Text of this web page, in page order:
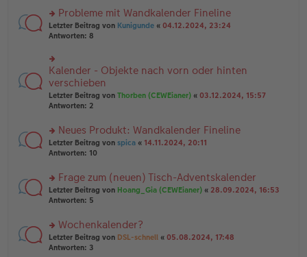
er
B
ei
tr
g
el
es
e
er
B
ei
tr
a
g
rs
te
u
n
g
el
es
e
er
B
ei
tr
g
Probleme mit Wandkalender Fineline
Letzter Beitrag von Kunigunde « 04.12.2024, 23:24
Antworten: 8
rs
te
r
u
n
el
es
e
B
ei
tr
g
Kalender - Objekte nach vorn oder hinten
verschieben
Letzter Beitrag von Thorben (CEWEianer) « 03.12.2024, 15:57
Antworten: 2
rs
te
n
g
el
e
n
er
Neues Produkt: Wandkalender Fineline
Letzter Beitrag von spica « 14.11.2024, 20:11
Antworten: 10
rs
te
n
g
el
Frage zum (neuen) Tisch-Adventskalender
Letzter Beitrag von Hoang_Gia (CEWEianer) « 28.09.2024, 16:53
Antworten: 5
rs
te
Wochenkalender?
Letzter Beitrag von DSL-schnell « 05.08.2024, 17:48
Antworten: 3